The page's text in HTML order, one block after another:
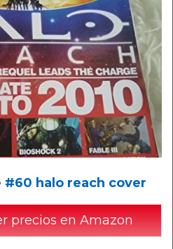
#60 halo reach cover
precios en Amazon